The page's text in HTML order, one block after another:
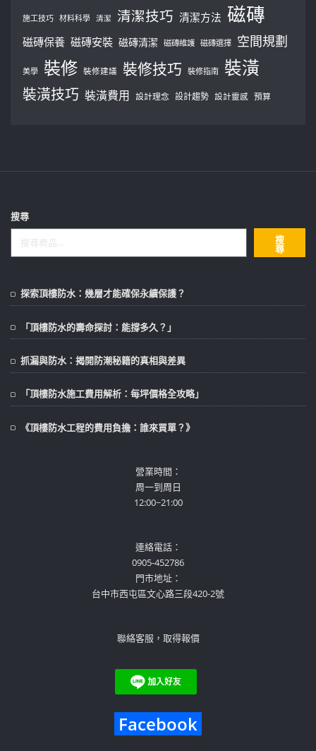
施工技巧 材料科學 清潔 清潔技巧 清潔方法 磁磚
磁磚保養 磁磚安裝 磁磚清潔 磁磚維護 磁磚選擇 空間規劃
美學 裝修 裝修建議 裝修技巧 裝修指南 裝潢
裝潢技巧 裝潢費用 設計理念 設計趨勢 設計靈感 預算
搜尋
搜
尋
探索頂樓防水：幾層才能確保永續保護？
「頂樓防水的壽命探討：能撐多久？」
抓漏與防水：揭開防潮秘籍的真相與差異
「頂樓防水施工費用解析：每坪價格全攻略」
《頂樓防水工程的費用負擔：誰來買單？》
營業時間：
周一到周日
12:00~21:00
連絡電話：
0905-452786
門市地址：
台中市西屯區文心路三段420-2號
聯絡客服，取得報價
Facebook